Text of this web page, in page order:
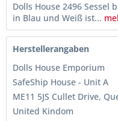
Dolls House 2496 Sessel
in Blau und Weiß ist...
Herstellerangaben
Dolls House Emporium
SafeShip House - Unit A
ME11 5JS Cullet Drive,
United Kindom